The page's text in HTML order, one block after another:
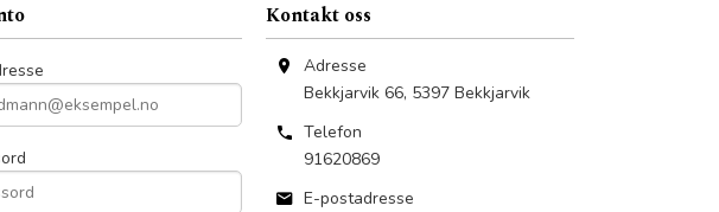
Kontakt oss
Adresse
Bekkjarvik 66, 5397 Bekkjarvik
Telefon
91620869
E-postadresse